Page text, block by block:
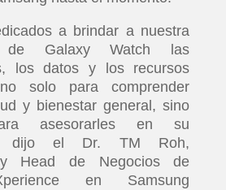
a brindar a nuestra
de Galaxy Watch las
los datos y los recursos
solo para comprender
y bienestar general, sino
asesorarles en su
dijo el Dr. TM Roh,
y Head de Negocios de
en Samsung